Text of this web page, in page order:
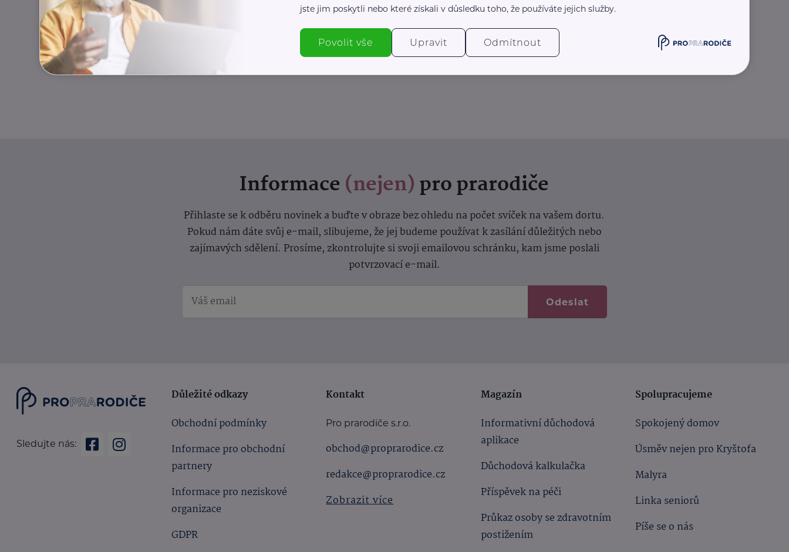
Další články
Informace (nejen)pro prarodiče
Přihlaste se k odběru novinek a buďte v obraze bez ohledu na počet svíček na vašem dortu.
Pokud nám dáte svůj e-mail, slibujeme, že jej budeme používat k zasílání důležitých nebo
zajímavých sdělení. Prosíme, zkontrolujte si svoji emailovou schránku, kam jsme poslali
potvrzovací e-mail.
Odeslat
Sledujte nás:
Důležité odkazy
Obchodní podmínky
Informace pro obchodní
partnery
Informace pro neziskové
organizace
GDPR
Kontakt
Pro prarodiče s.r.o.
obchod@proprarodice.cz
redakce@proprarodice.cz
Zobrazit více
Magazín
Informativní důchodová
aplikace
Důchodová kalkulačka
Příspěvek na péči
Průkaz osoby se zdravotním
postižením
Spolupracujeme
Spokojený domov
Úsměv nejen pro Kryštofa
Malyra
Linka seniorů
Píše se o nás
jste jim poskytli nebo které získali v důsledku toho, že používáte jejich služby.
Povolit vše Upravit Odmítnout